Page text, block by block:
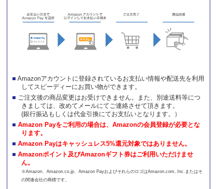
Amazonアカウントに登録されているお支払い情報や配送先を利用
してスピーディーにお買い物ができます。
ご注文後の商品変更はお受けできません。また、別途送料等につ
きましては、改めてメールにてご連絡させて頂きます。
(銀行振込もしくは代金引換にてお支払いとなります。）
Amazon Payをご利用の場合は、Amazonの会員登録が必要とな
ります。
Amazon Payはキャッシュレス5%還元対象ではありません。
Amazonポイント及びAmazonギフト券はご利用いただけませ
ん。
※Amazon、Amazon.co.jp、Amazon PayおよびそれらのロゴはAmazon.com, Inc.またはそ
の関連会社の商標です。